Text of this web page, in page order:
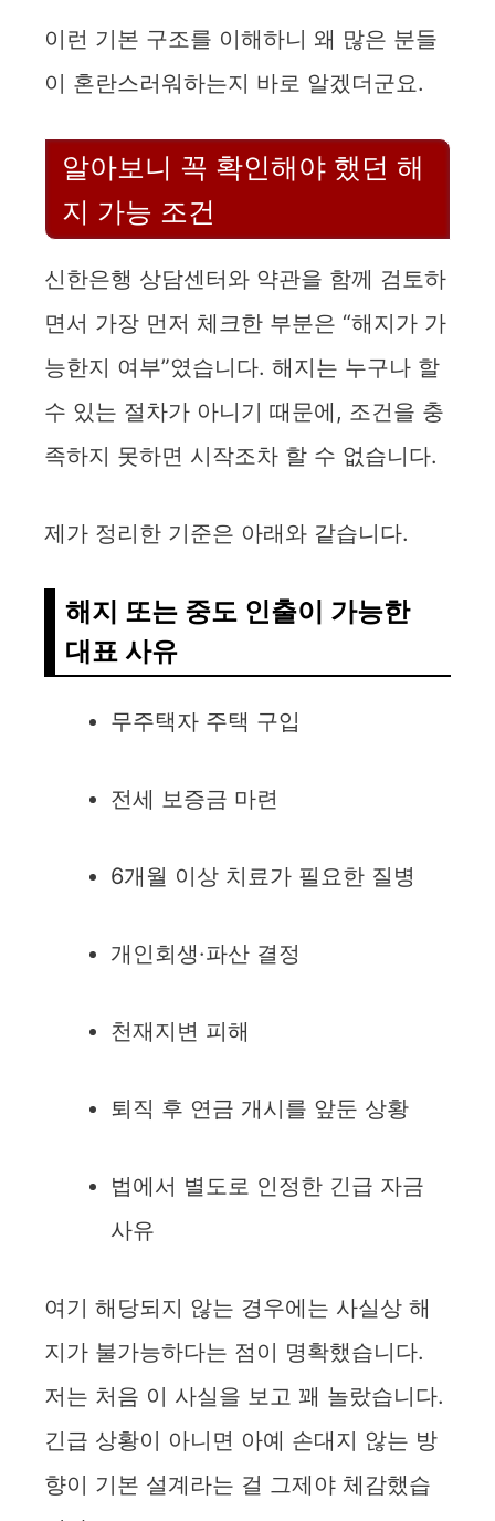
이런 기본 구조를 이해하니 왜 많은 분들
이 혼란스러워하는지 바로 알겠더군요.
알아보니 꼭 확인해야 했던 해
지 가능 조건
신한은행 상담센터와 약관을 함께 검토하
면서 가장 먼저 체크한 부분은 “해지가 가
능한지 여부”였습니다. 해지는 누구나 할
수 있는 절차가 아니기 때문에, 조건을 충
족하지 못하면 시작조차 할 수 없습니다.
제가 정리한 기준은 아래와 같습니다.
해지 또는 중도 인출이 가능한
대표 사유
무주택자 주택 구입
전세 보증금 마련
6개월 이상 치료가 필요한 질병
개인회생·파산 결정
천재지변 피해
퇴직 후 연금 개시를 앞둔 상황
법에서 별도로 인정한 긴급 자금
사유
여기 해당되지 않는 경우에는 사실상 해
지가 불가능하다는 점이 명확했습니다.
저는 처음 이 사실을 보고 꽤 놀랐습니다.
긴급 상황이 아니면 아예 손대지 않는 방
향이 기본 설계라는 걸 그제야 체감했습